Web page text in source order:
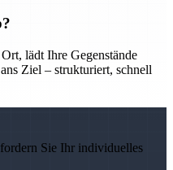
lädt Ihre Gegenstände
Ziel – strukturiert, schnell
Sie Ihr individuelles